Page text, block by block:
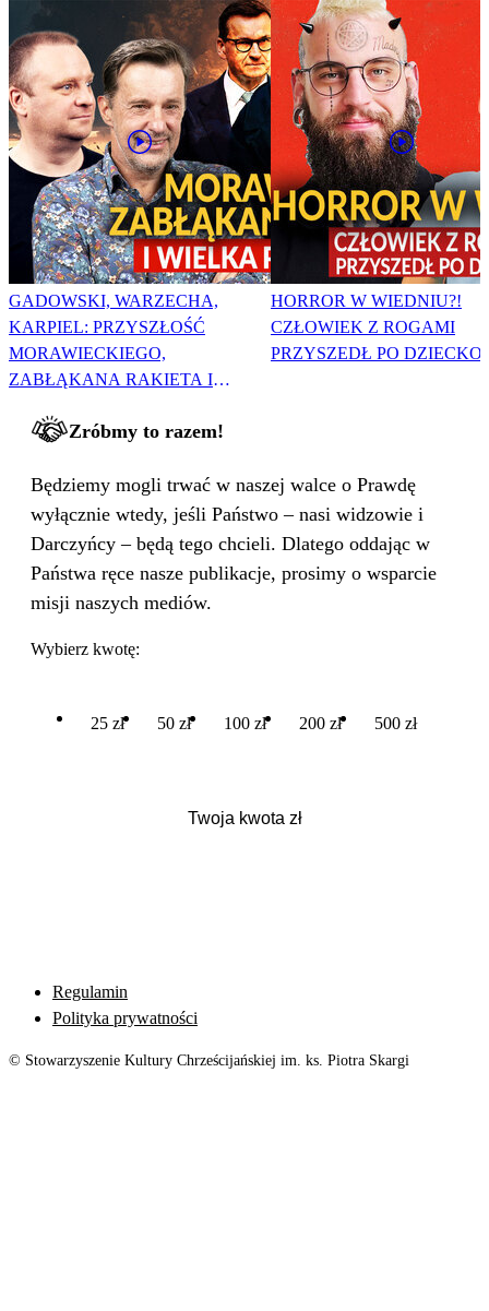
GADOWSKI, WARZECHA,
KARPIEL: PRZYSZŁOŚĆ
MORAWIECKIEGO,
ZABŁĄKANA RAKIETA I
HORROR W WIEDNIU?!
CZŁOWIEK Z ROGAMI
PRZYSZEDŁ PO DZIECKO
Zróbmy to razem!
Będziemy mogli trwać w naszej walce o Prawdę
wyłącznie wtedy, jeśli Państwo – nasi widzowie i
Darczyńcy – będą tego chcieli. Dlatego oddając w
Państwa ręce nasze publikacje, prosimy o wsparcie
misji naszych mediów.
Wybierz kwotę:
25 zł 50 zł 100 zł 200 zł 500 zł
Regulamin
Polityka prywatności
© Stowarzyszenie Kultury Chrześcijańskiej im. ks. Piotra Skargi